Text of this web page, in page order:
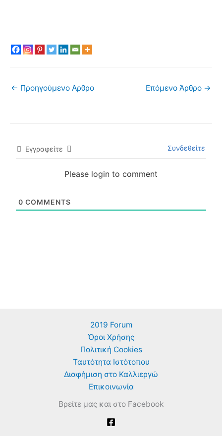
← Προηγούμενο Άρθρο Επόμενο Άρθρο →
Εγγραφείτε Συνδεθείτε
Please login to comment
0 COMMENTS
2019 Forum
Όροι Χρήσης
Πολιτική Cookies
Ταυτότητα Ιστότοπου
Διαφήμιση στο Καλλιεργώ
Επικοινωνία
Βρείτε μας και στο Facebook